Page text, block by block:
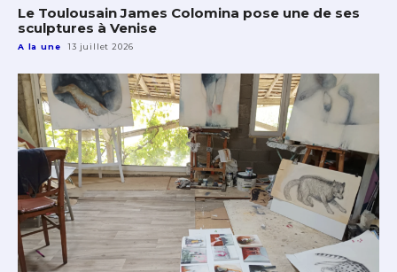
Le Toulousain James Colomina pose une de ses
sculptures à Venise
A la une 13 juillet 2026